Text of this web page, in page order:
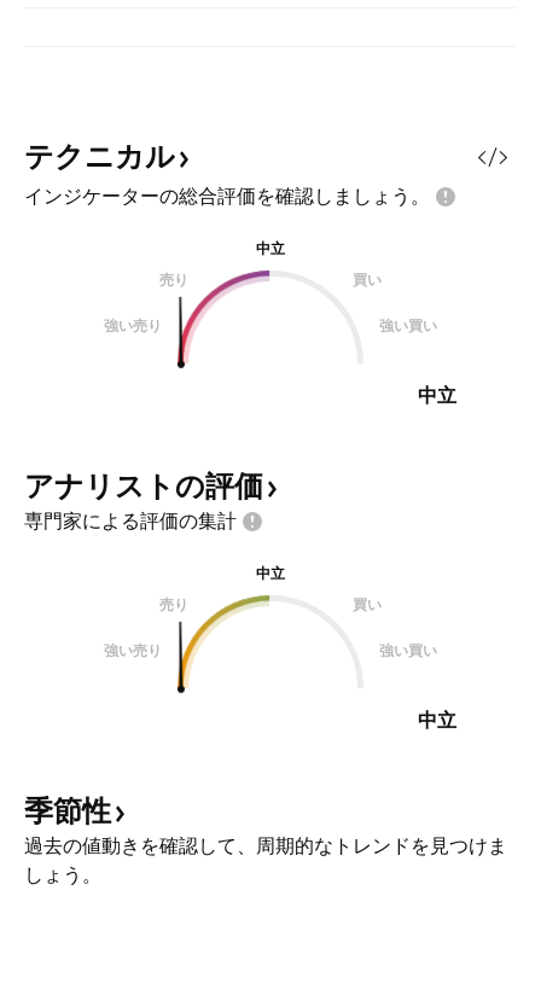
テクニカル
インジケーターの総合評価を確認しましょう。
中立
売り
買い
強い売り 強い買い
中立
アナリストの評価
専門家による評価の集計
中立
売り
買い
強い売り 強い買い
中立
季節性
過去の値動きを確認して、周期的なトレンドを見つけま
しょう。